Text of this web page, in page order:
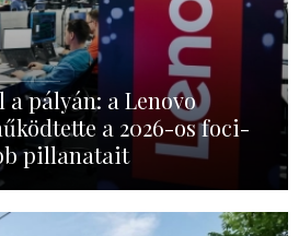
pályán: a Lenovo
a 2026-os foci-
pillanatait